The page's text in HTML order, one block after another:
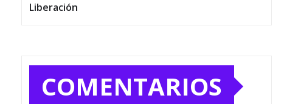
Liberación
COMENTARIOS